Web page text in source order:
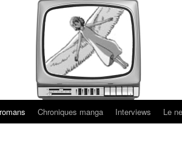
Chroniques manga Interviews Le